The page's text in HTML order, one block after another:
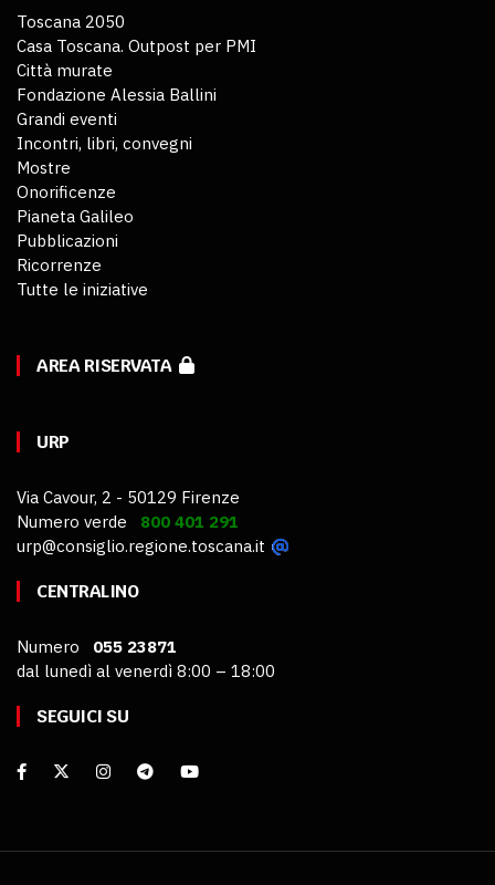
Toscana 2050
Casa Toscana. Outpost per PMI
Città murate
Fondazione Alessia Ballini
Grandi eventi
Incontri, libri, convegni
Mostre
Onorificenze
Pianeta Galileo
Pubblicazioni
Ricorrenze
Tutte le iniziative
AREA RISERVATA
URP
Via Cavour, 2 - 50129 Firenze
Numero verde 800 401 291
urp@consiglio.regione.toscana.it
CENTRALINO
Numero 055 23871
dal lunedì al venerdì 8:00 – 18:00
SEGUICI SU